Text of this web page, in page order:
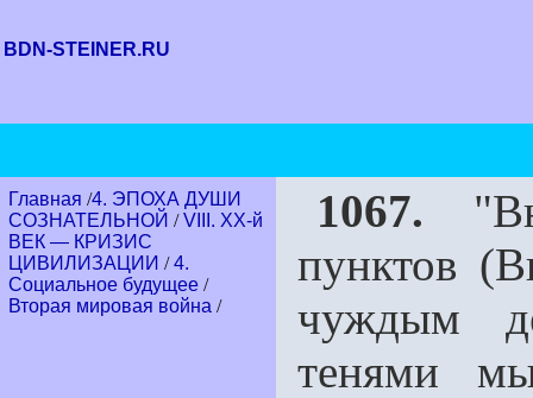
BDN-STEINER.RU
Главная /4. ЭПОХА ДУШИ
СОЗНАТЕЛЬНОЙ /VIII. XX-й
ВЕК — КРИЗИС
ЦИВИЛИЗАЦИИ /4.
Социальное будущее /
Вторая мировая война /
1067.
пунктов
чуждым
тенями